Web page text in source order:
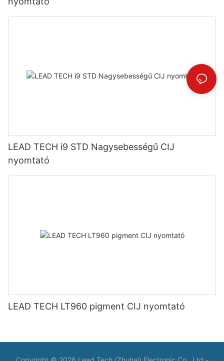
LEAD TECH i9 STD Nagysebességű CIJ
nyomtató
LEAD TECH LT960 pigment CIJ nyomtató